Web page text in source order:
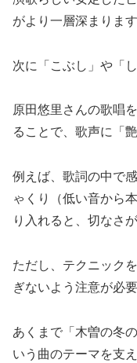
がより一層深まります
次に「こぶし」や「
原田悠里さんの歌唱
ることで、歌声に「
例えば、歌詞の中で
ゃくり（低い音から
り入れると、切なさ
ただし、テクニック
ぎないよう注意が必要
あくまで「木曽の冬
いう曲のテーマを支